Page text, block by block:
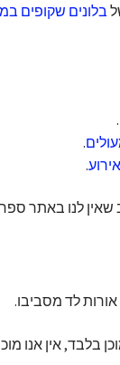
בלונים שקופים
.
.
לנו באתר ספרו
לד מסביבו.
בלבד, אין אנו